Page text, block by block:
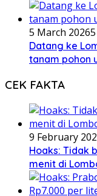
5 March 2026
Datang ke
tanam pohon
CEK FAKTA
9 February
Hoaks: Tidak
menit di